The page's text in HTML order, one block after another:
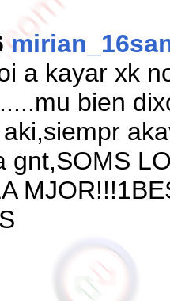
a kayar xk
bien
gnt,SOMS